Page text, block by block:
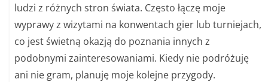
ludzi z różnych stron świata. Często łączę moje
wyprawy z wizytami na konwentach gier lub turniejach,
co jest świetną okazją do poznania innych z
podobnymi zainteresowaniami. Kiedy nie podróżuję
ani nie gram, planuję moje kolejne przygody.